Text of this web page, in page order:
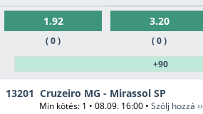
1.92
( 0 )
3.20
( 0 )
+90
13201 Cruzeiro MG - Mirassol SP
Min kötés: 1 • 08.09. 16:00 • Szólj hozzá ››